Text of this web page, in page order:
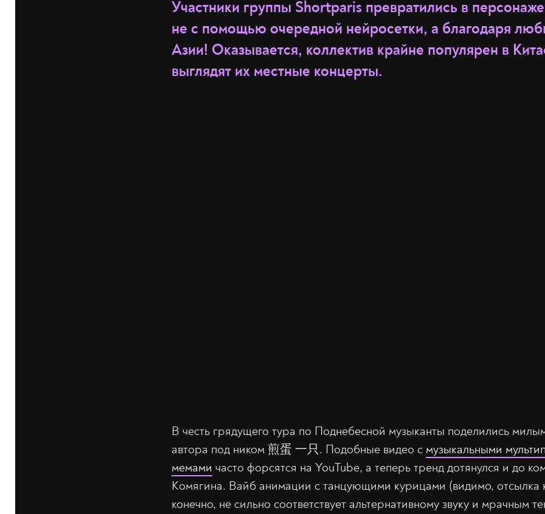
Участники группы Shortparis превратились в
не с помощью очередной нейросетки, а благодаря
Азии! Оказывается, коллектив крайне популярен в
выглядят их местные концерты.
В честь грядущего тура по Поднебесной музыканты поделились
автора под ником 煎蛋 一只. Подобные видео с музыкальными
мемами часто форсятся на YouTube, а теперь тренд дотянулся и до
Комягина. Вайб анимации с танцующими курицами (видимо, отсылка
конечно, не сильно соответствует альтернативному звуку и мрачным